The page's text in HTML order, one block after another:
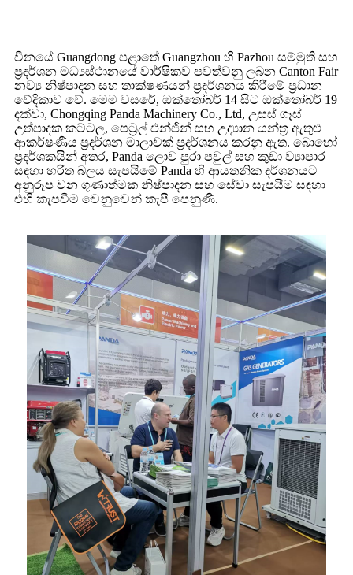
චීනයේ Guangdong පළාතේ Guangzhou හි Pazhou සම්මුති සහ
ප්‍රදර්ශන මධ්‍යස්ථානයේ වාර්ෂිකව පවත්වනු ලබන Canton Fair
නව්‍ය නිෂ්පාදන සහ තාක්ෂණයන් ප්‍රදර්ශනය කිරීමේ ප්‍රධාන
වේදිකාව වේ. මෙම වසරේ, ඔක්තෝබර් 14 සිට ඔක්තෝබර් 19
දක්වා, Chongqing Panda Machinery Co., Ltd, උසස් ගෑස්
උත්පාදක කට්ටල, පෙට්‍රල් එන්ජින් සහ උද්‍යාන යන්ත්‍ර ඇතුළු
ආකර්ෂණීය ප්‍රදර්ශන මාලාවක් ප්‍රදර්ශනය කරනු ඇත. බොහෝ
ප්‍රදර්ශකයින් අතර, Panda ලොව පුරා පවුල් සහ කුඩා ව්‍යාපාර
සඳහා හරිත බලය සැපයීමේ Panda හි ආයතනික දර්ශනයට
අනුරූප වන ගුණාත්මක නිෂ්පාදන සහ සේවා සැපයීම සඳහා
එහි කැපවීම වෙනුවෙන් කැපී පෙනුණි.